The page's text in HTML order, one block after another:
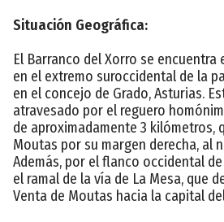
Situación Geográfica:
El Barranco del Xorro se
en el extremo suroccidental de la
en el concejo de Grado, Asturias.
atravesado por el reguero
de aproximadamente 3 kilómetros,
Moutas por su margen derecha, al
Además, por el flanco occidental
el ramal de la vía de La Mesa, que
Venta de Moutas hacia la capital